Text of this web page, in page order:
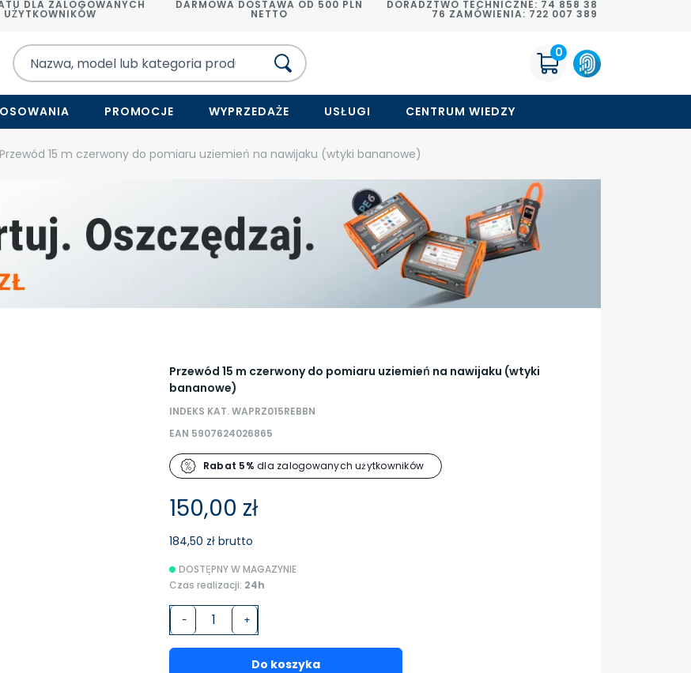
DLA ZALOGOWANYCH
UŻYTKOWNIKÓW
DARMOWA DOSTAWA OD 500 PLN
NETTO
DORADZTWO TECHNICZNE: 74 858 38
76 ZAMÓWIENIA: 722 007 389
0
PROMOCJE WYPRZEDAŻE USŁUGI CENTRUM WIEDZY
15 m czerwony do pomiaru uziemień na nawijaku (wtyki bananowe)
Przewód 15 m czerwony do pomiaru uziemień na nawijaku (wtyki
bananowe)
INDEKS KAT. WAPRZ015REBBN
EAN 5907624026865
Rabat 5% dla zalogowanych użytkowników
150,00 zł
184,50 zł brutto
DOSTĘPNY W MAGAZYNIE
Czas realizacji: 24h
- +
Do koszyka